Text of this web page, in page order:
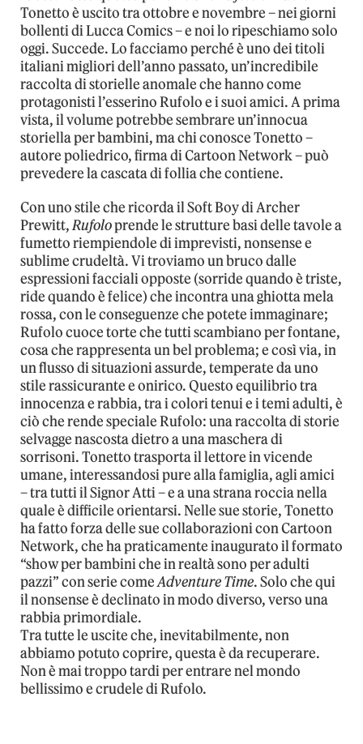
Tonetto è uscito tra ottobre e novembre – nei giorni
bollenti di Lucca Comics – e noi lo ripeschiamo solo
oggi. Succede. Lo facciamo perché è uno dei titoli
italiani migliori dell’anno passato, un’incredibile
raccolta di storielle anomale che hanno come
protagonisti l’esserino Rufolo e i suoi amici. A prima
vista, il volume potrebbe sembrare un’innocua
storiella per bambini, ma chi conosce Tonetto –
autore poliedrico, firma di Cartoon Network – può
prevedere la cascata di follia che contiene.
Con uno stile che ricorda il Soft Boy di Archer
Prewitt,Rufoloprende le strutture basi delle tavole a
fumetto riempiendole di imprevisti, nonsense e
sublime crudeltà. Vi troviamo un bruco dalle
espressioni facciali opposte (sorride quando è triste,
ride quando è felice) che incontra una ghiotta mela
rossa, con le conseguenze che potete immaginare;
Rufolo cuoce torte che tutti scambiano per fontane,
cosa che rappresenta un bel problema; e così via, in
un flusso di situazioni assurde, temperate da uno
stile rassicurante e onirico. Questo equilibrio tra
innocenza e rabbia, tra i colori tenui e i temi adulti, è
ciò che rende speciale Rufolo: una raccolta di storie
selvagge nascosta dietro a una maschera di
sorrisoni. Tonetto trasporta il lettore in vicende
umane, interessandosi pure alla famiglia, agli amici
– tra tutti il Signor Atti – e a una strana roccia nella
quale è difficile orientarsi. Nelle sue storie, Tonetto
ha fatto forza delle sue collaborazioni con Cartoon
Network, che ha praticamente inaugurato il formato
“show per bambini che in realtà sono per adulti
pazzi” con serie comeAdventure Time. Solo che qui
il nonsense è declinato in modo diverso, verso una
rabbia primordiale.
Tra tutte le uscite che, inevitabilmente, non
abbiamo potuto coprire, questa è da recuperare.
Non è mai troppo tardi per entrare nel mondo
bellissimo e crudele di Rufolo.